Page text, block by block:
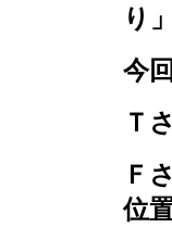
り
今
Ｔ
Ｆ
位